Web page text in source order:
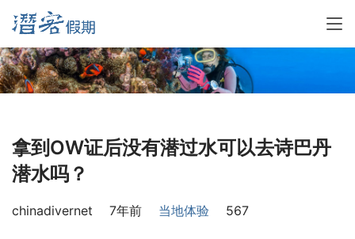
拿到OW证后没有潜过水可以去诗巴丹
潜水吗？
chinadivernet 7年前 当地体验 567